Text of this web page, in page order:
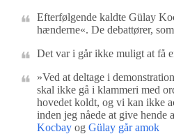
Efterfølgende kaldte Gülay
hænderne«. De debattører,
Det var i går ikke muligt at få
»Ved at deltage i
skal ikke gå i klammeri med
hovedet koldt, og vi kan ikke
inden jeg nåede at give hende
Kocbay og Gülay går amok